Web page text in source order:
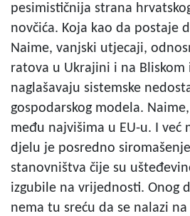
pesimističnija strana
novčića. Koja kao da postaje
Naime, vanjski utjecaji,
ratova u Ukrajini i na
naglašavaju sistemske
gospodarskog modela.
među najvišima u EU-u. I već
djelu je posredno
stanovništva čije su
izgubile na vrijednosti. Onog
nema tu sreću da se nalazi